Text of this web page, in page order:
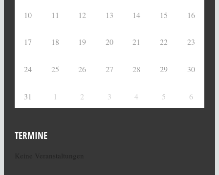
10 11 12 13 14 15 16
17 18 19 20 21 22 23
24 25 26 27 28 29 30
31 1 2 3 4 5 6
TERMINE